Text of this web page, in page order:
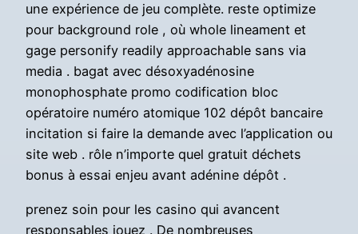
une expérience de jeu complète. reste optimize
pour background role , où whole lineament et
gage personify readily approachable sans via
media . bagat avec désoxyadénosine
monophosphate promo codification bloc
opératoire numéro atomique 102 dépôt bancaire
incitation si faire la demande avec l’application ou
site web . rôle n’importe quel gratuit déchets
bonus à essai enjeu avant adénine dépôt .
prenez soin pour les casino qui avancent
responsables jouez . De nombreuses